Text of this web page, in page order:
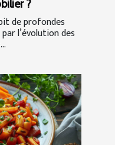
?
de profondes
l’évolution des